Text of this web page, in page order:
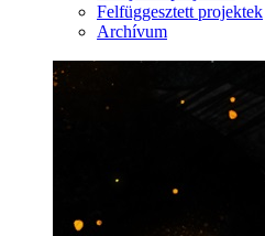
Felfüggesztett projektek
Archívum